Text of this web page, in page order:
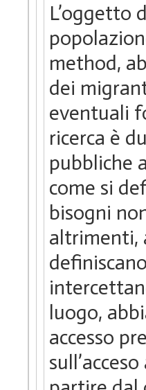
L’oggetto
method,
dei
eventuali
ricerca è
pubbliche
come si
bisogni
altrimenti,
luogo,
accesso